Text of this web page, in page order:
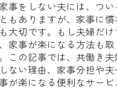
事をしない夫には、つい
もありますが、家事に
大切です。もし夫婦だ
家事が楽になる方法も取
この記事では、共働き夫
ない理由、家事分担や夫
が楽になる便利なサー